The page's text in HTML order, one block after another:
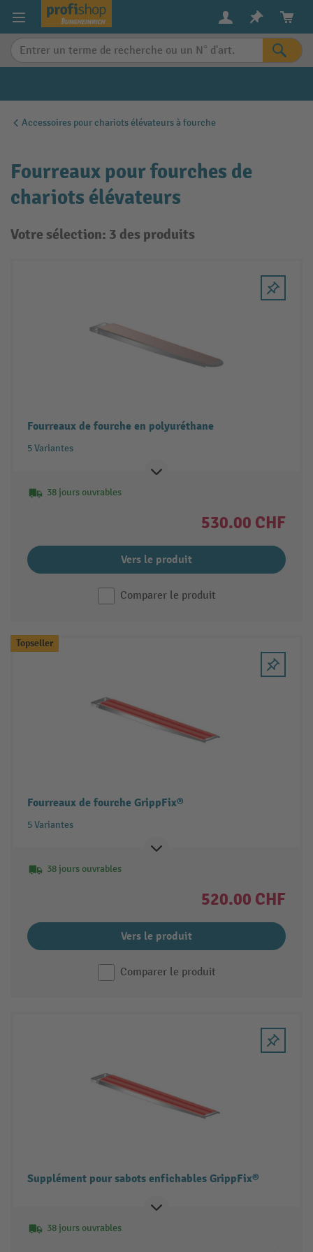
content
Accessoires pour chariots élévateurs à fourche
Fourreaux pour fourches de
chariots élévateurs
Votre sélection: 3 des produits
Fourreaux de fourche en polyuréthane
5 Variantes
38 jours ouvrables
530.00 CHF
Vers le produit
Comparer le produit
Topseller
Fourreaux de fourche GrippFix®
5 Variantes
38 jours ouvrables
520.00 CHF
Vers le produit
Comparer le produit
Supplément pour sabots enfichables GrippFix®
38 jours ouvrables